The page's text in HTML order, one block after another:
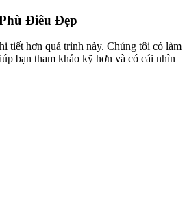
Điêu Đẹp
tiết hơn quá trình này. Chúng tôi có làm
bạn tham khảo kỹ hơn và có cái nhìn